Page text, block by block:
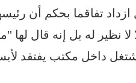
ازداد تفاقما بحكم أن
لا نظير له بل إنه قال
داخل مكتب يفتقد